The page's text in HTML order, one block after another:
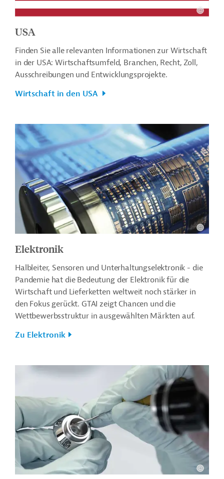
USA
Finden Sie alle relevanten Informationen zur Wirtschaft
in der USA: Wirtschaftsumfeld, Branchen, Recht, Zoll,
Ausschreibungen und Entwicklungsprojekte.
Wirtschaft in den USA
Elektronik
Halbleiter, Sensoren und Unterhaltungselektronik - die
Pandemie hat die Bedeutung der Elektronik für die
Wirtschaft und Lieferketten weltweit noch stärker in
den Fokus gerückt. GTAI zeigt Chancen und die
Wettbewerbsstruktur in ausgewählten Märkten auf.
Zu Elektronik